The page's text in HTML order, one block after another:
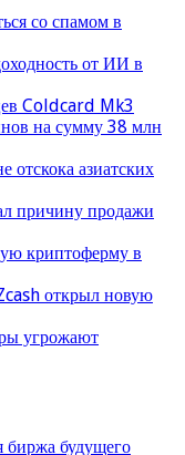
со спамом в
от ИИ в
Coldcard Mk3
на сумму 38 млн
отскока азиатских
причину продажи
криптоферму в
открыл новую
угрожают
биржа будущего